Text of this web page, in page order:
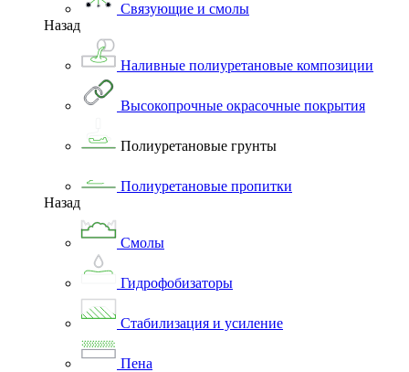
Связующие и смолы
Назад
Наливные полиуретановые композиции
Высокопрочные окрасочные покрытия
Полиуретановые грунты
Полиуретановые пропитки
Назад
Смолы
Гидрофобизаторы
Стабилизация и усиление
Пена